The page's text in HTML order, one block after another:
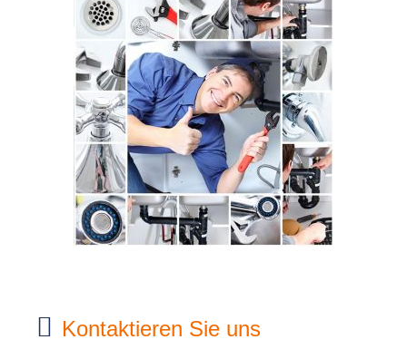
Kontaktieren Sie uns